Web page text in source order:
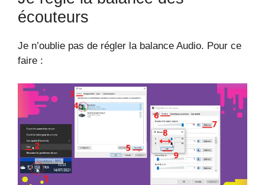
écouteurs
Je n’oublie pas de régler la balance Audio. Pour ce
faire :